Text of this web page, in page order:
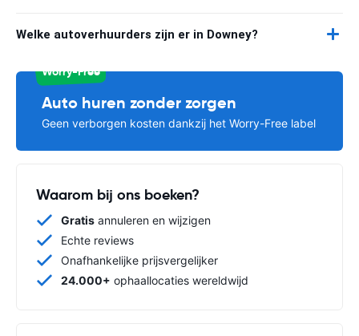
Welke autoverhuurders zijn er in Downey?
Worry-Free
Auto huren zonder zorgen
Geen verborgen kosten dankzij het Worry-Free label
Waarom bij ons boeken?
Gratis annuleren en wijzigen
Echte reviews
Onafhankelijke prijsvergelijker
24.000+ ophaallocaties wereldwijd